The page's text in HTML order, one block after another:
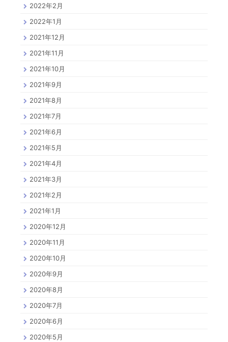
2022年2月
2022年1月
2021年12月
2021年11月
2021年10月
2021年9月
2021年8月
2021年7月
2021年6月
2021年5月
2021年4月
2021年3月
2021年2月
2021年1月
2020年12月
2020年11月
2020年10月
2020年9月
2020年8月
2020年7月
2020年6月
2020年5月